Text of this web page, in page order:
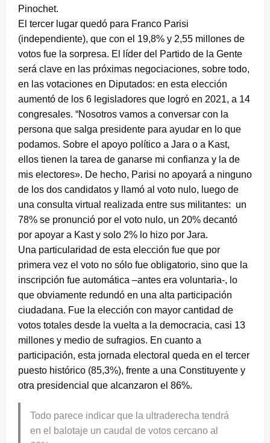
Pinochet.
El tercer lugar quedó para Franco Parisi
(independiente), que con el 19,8% y 2,55 millones de
votos fue la sorpresa. El líder del Partido de la Gente
será clave en las próximas negociaciones, sobre todo,
en las votaciones en Diputados: en esta elección
aumentó de los 6 legisladores que logró en 2021, a 14
congresales. “Nosotros vamos a conversar con la
persona que salga presidente para ayudar en lo que
podamos. Sobre el apoyo político a Jara o a Kast,
ellos tienen la tarea de ganarse mi confianza y la de
mis electores». De hecho, Parisi no apoyará a ninguno
de los dos candidatos y llamó al voto nulo, luego de
una consulta virtual realizada entre sus militantes: un
78% se pronunció por el voto nulo, un 20% decantó
por apoyar a Kast y solo 2% lo hizo por Jara.
Una particularidad de esta elección fue que por
primera vez el voto no sólo fue obligatorio, sino que la
inscripción fue automática –antes era voluntaria-, lo
que obviamente redundó en una alta participación
ciudadana. Fue la elección con mayor cantidad de
votos totales desde la vuelta a la democracia, casi 13
millones y medio de sufragios. En cuanto a
participación, esta jornada electoral queda en el tercer
puesto histórico (85,3%), frente a una Constituyente y
otra presidencial que alcanzaron el 86%.
Todo parece indicar que la ultraderecha tendrá
en el balotaje un caudal de votos cercano al